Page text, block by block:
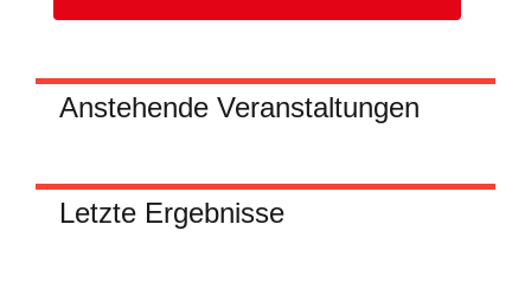
Anstehende Veranstaltungen
Letzte Ergebnisse